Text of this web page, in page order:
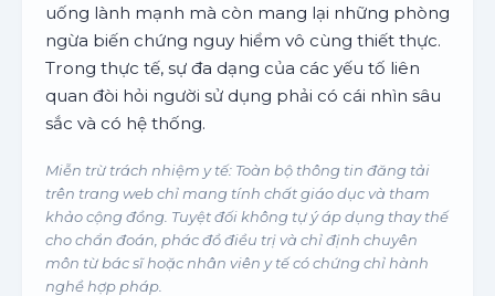
uống lành mạnh mà còn mang lại những phòng
ngừa biến chứng nguy hiểm vô cùng thiết thực.
Trong thực tế, sự đa dạng của các yếu tố liên
quan đòi hỏi người sử dụng phải có cái nhìn sâu
sắc và có hệ thống.
Miễn trừ trách nhiệm y tế: Toàn bộ thông tin đăng tải
trên trang web chỉ mang tính chất giáo dục và tham
khảo cộng đồng. Tuyệt đối không tự ý áp dụng thay thế
cho chẩn đoán, phác đồ điều trị và chỉ định chuyên
môn từ bác sĩ hoặc nhân viên y tế có chứng chỉ hành
nghề hợp pháp.